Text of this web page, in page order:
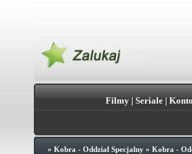
Filmy| Seriale|
» Kobra - Oddział Specjalny» Kobra -